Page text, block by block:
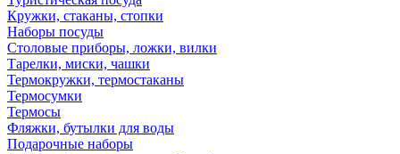
Кружки, стаканы, стопки
Наборы посуды
Столовые приборы, ложки, вилки
Тарелки, миски, чашки
Термокружки, термостаканы
Термосумки
Термосы
Фляжки, бутылки для воды
Подарочные наборы